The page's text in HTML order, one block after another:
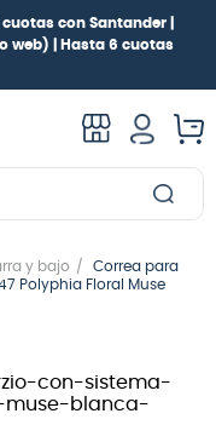
con Santander |
web) |
Hasta 6 cuotas
y bajo
Correa para
Polyphia Floral Muse